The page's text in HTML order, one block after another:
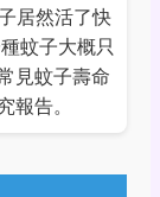
居然活了快
蚊子大概只
見蚊子壽命
報告。